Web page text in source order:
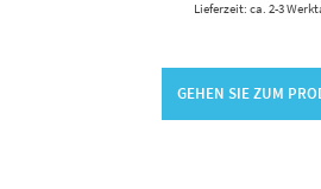
Lieferzeit: ca. 2-3
GEHEN SIE ZUM